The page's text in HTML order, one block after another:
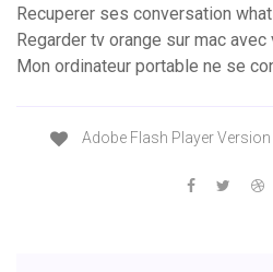
Recuperer ses conversation
Regarder tv orange sur mac avec
Mon ordinateur portable ne se
Adobe Flash Player